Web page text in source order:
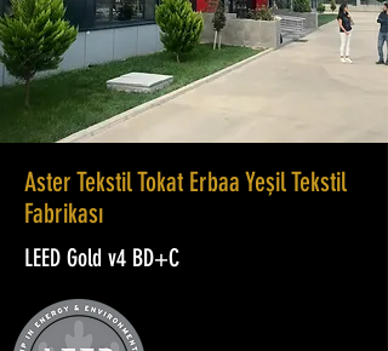
Aster Tekstil Tokat Erbaa Yeşil Tekstil
Fabrikası
LEED Gold v4 BD+C